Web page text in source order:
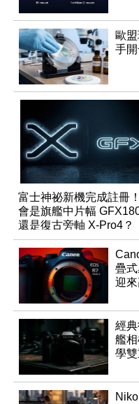
歐
手
富士神祕新機完成註冊！
會是旗艦中片幅
還是復古旁軸 X-Pro4？
疊
迎
經
艦
學